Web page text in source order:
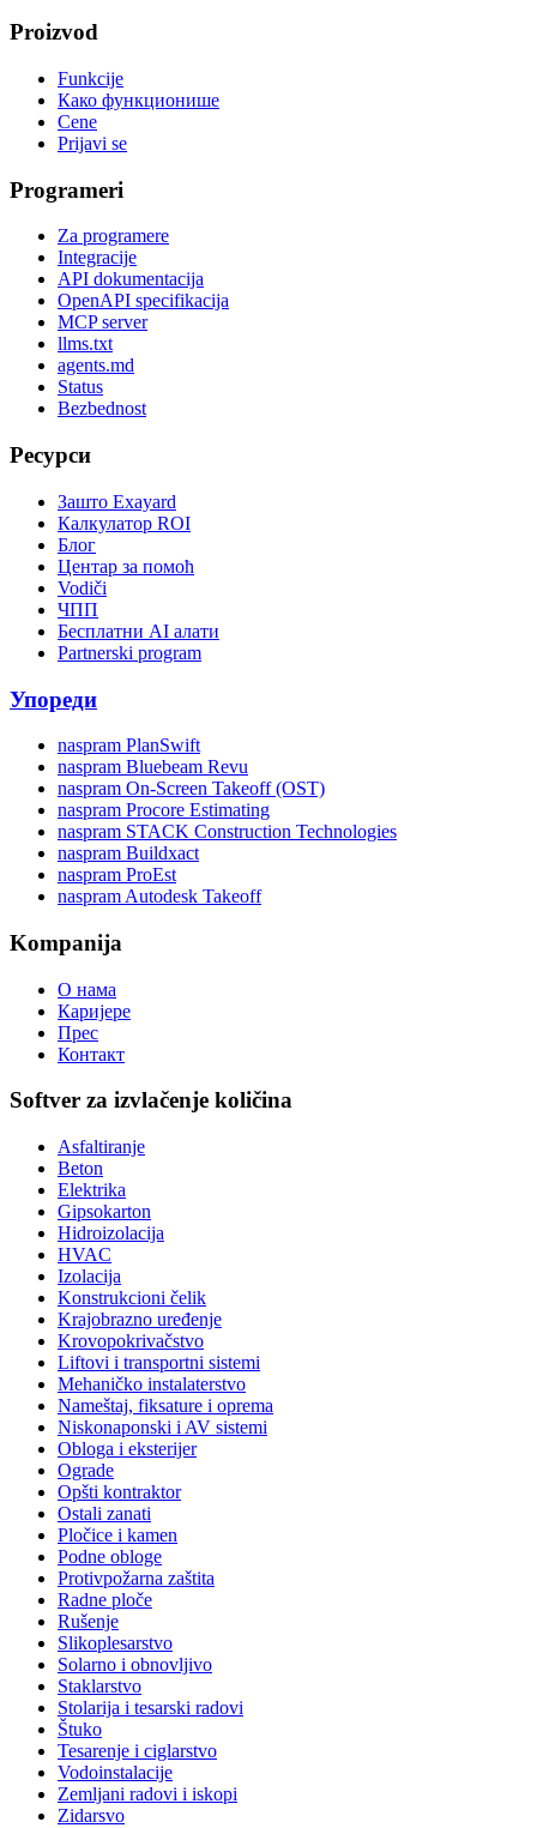
Proizvod
Funkcije
Како функционише
Cene
Prijavi se
Programeri
Za programere
Integracije
API dokumentacija
OpenAPI specifikacija
MCP server
llms.txt
agents.md
Status
Bezbednost
Ресурси
Зашто Exayard
Калкулатор ROI
Блог
Центар за помоћ
Vodiči
ЧПП
Бесплатни AI алати
Partnerski program
Упореди
naspram PlanSwift
naspram Bluebeam Revu
naspram On-Screen Takeoff (OST)
naspram Procore Estimating
naspram STACK Construction Technologies
naspram Buildxact
naspram ProEst
naspram Autodesk Takeoff
Kompanija
О нама
Каријере
Прес
Контакт
Softver za izvlačenje količina
Asfaltiranje
Beton
Elektrika
Gipsokarton
Hidroizolacija
HVAC
Izolacija
Konstrukcioni čelik
Krajobrazno uređenje
Krovopokrivačstvo
Liftovi i transportni sistemi
Mehaničko instalaterstvo
Nameštaj, fiksature i oprema
Niskonaponski i AV sistemi
Obloga i eksterijer
Ograde
Opšti kontraktor
Ostali zanati
Pločice i kamen
Podne obloge
Protivpožarna zaštita
Radne ploče
Rušenje
Slikoplesarstvo
Solarno i obnovljivo
Staklarstvo
Stolarija i tesarski radovi
Štuko
Tesarenje i ciglarstvo
Vodoinstalacije
Zemljani radovi i iskopi
Zidarsvo